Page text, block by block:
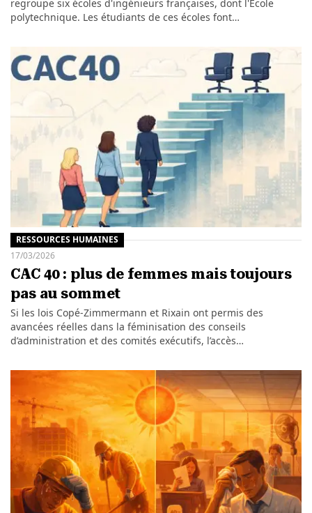
regroupe six écoles d'ingénieurs françaises, dont l'École
polytechnique. Les étudiants de ces écoles font…
RESSOURCES HUMAINES
17/03/2026
CAC 40 : plus de femmes mais toujours
pas au sommet
Si les lois Copé-Zimmermann et Rixain ont permis des
avancées réelles dans la féminisation des conseils
d’administration et des comités exécutifs, l’accès…